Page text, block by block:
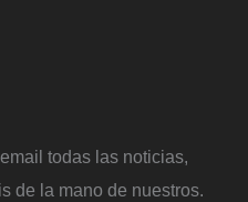
todas las noticias,
de la mano de nuestros.